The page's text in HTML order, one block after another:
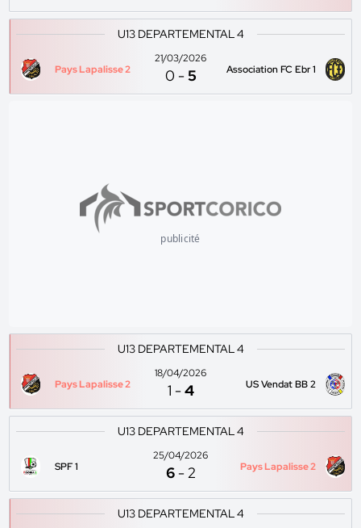
U13 DEPARTEMENTAL 4
Pays Lapalisse 2
21/03/2026
0 -5 Association FC Ebr 1
publicité
U13 DEPARTEMENTAL 4
Pays Lapalisse 2
18/04/2026
1 -4 US Vendat BB 2
U13 DEPARTEMENTAL 4
SPF 1
25/04/2026
6 -2 Pays Lapalisse 2
U13 DEPARTEMENTAL 4